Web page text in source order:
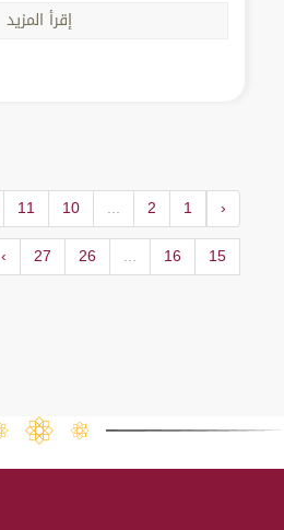
إقرأ المزيد
‹
1
2
...
10
11
15
16
...
26
27
›